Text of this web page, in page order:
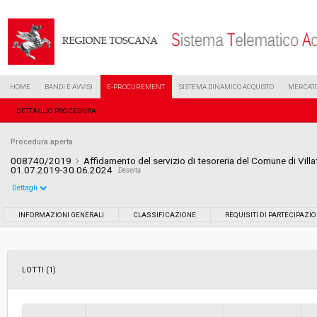
HOME BANDI E AVVISI E-PROCUREMENT SISTEMA DINAMICO ACQUISTO
DETTAGLIO PROCEDURA
Procedura aperta
008740/2019
Affidamento del servizio di tesoreria del Comune di
01.07.2019-30.06.2024
Deserta
Data pubblicazione:
Dettagli
INFORMAZIONI GENERALI CLASSIFICAZIONE REQUISITI DI
LOTTI (1)